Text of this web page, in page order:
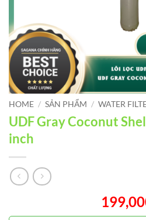
HOME / SẢN PHẨM / WATER
UDF Gray Coconut
inch